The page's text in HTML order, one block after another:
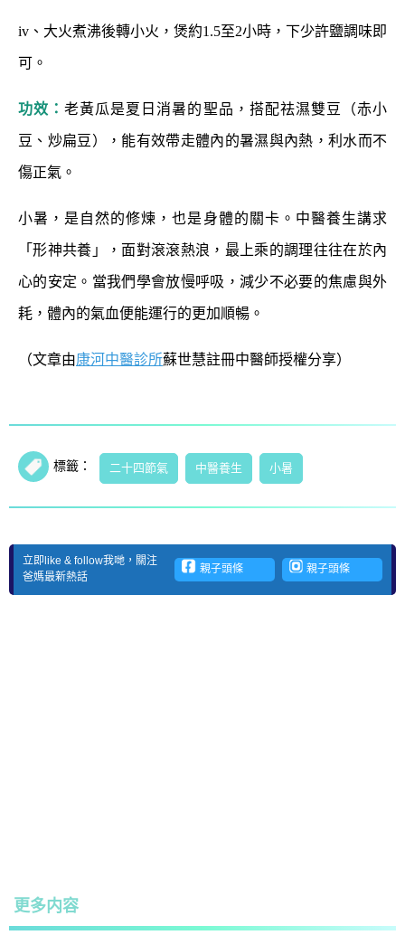
iv、大火煮沸後轉小火，煲約1.5至2小時，下少許鹽調味即
可。
功效：老黃瓜是夏日消暑的聖品，搭配祛濕雙豆（赤小
豆、炒扁豆），能有效帶走體內的暑濕與內熱，利水而不
傷正氣。
小暑，是自然的修煉，也是身體的關卡。中醫養生講求
「形神共養」，面對滾滾熱浪，最上乘的調理往往在於內
心的安定。當我們學會放慢呼吸，減少不必要的焦慮與外
耗，體內的氣血便能運行的更加順暢。
（文章由康河中醫診所蘇世慧註冊中醫師授權分享）
標籤： 二十四節氣 中醫養生 小暑
立即like & follow我哋，關注
爸媽最新熱話
親子頭條 親子頭條
更多内容